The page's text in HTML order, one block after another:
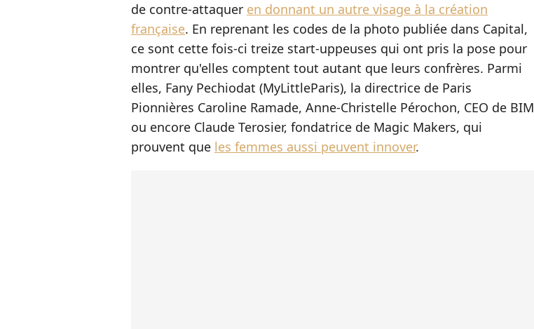
de contre-attaquer en donnant un autre visage à la création
française. En reprenant les codes de la photo publiée dans Capital,
ce sont cette fois-ci treize start-uppeuses qui ont pris la pose pour
montrer qu'elles comptent tout autant que leurs confrères. Parmi
elles, Fany Pechiodat (MyLittleParis), la directrice de Paris
Pionnières Caroline Ramade, Anne-Christelle Pérochon, CEO de BIM
ou encore Claude Terosier, fondatrice de Magic Makers, qui
prouvent que les femmes aussi peuvent innover.